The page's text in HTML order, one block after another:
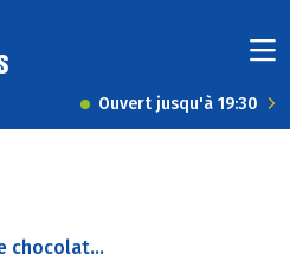
Ouvert jusqu'à 19:30
chocolat...